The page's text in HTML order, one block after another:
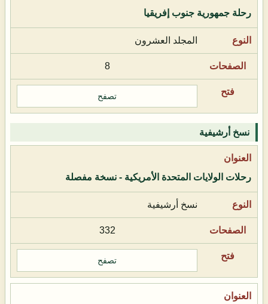
رحلة جمهورية جنوب إفريقيا
المجلد العشرون
8
تصفح
نسخ أرشيفية
رحلات الولايات المتحدة الأمريكية - نسخة مفصلة
نسخ أرشيفية
332
تصفح